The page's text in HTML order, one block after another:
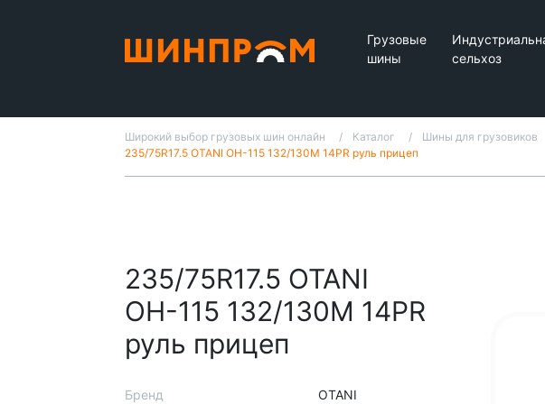
Грузовые
шины
сельхоз
Широкий выбор грузовых шин онлайн Каталог Шины для грузовиков
235/75R17.5 OTANI OH-115 132/130M 14PR руль прицеп
235/75R17.5 OTANI
OH-115 132/130M 14PR
руль прицеп
Бренд OTANI